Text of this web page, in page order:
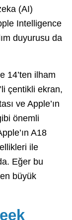
(AI)
Intelligence
duyurusu da
14’ten ilham
çentikli ekran,
ve Apple’ın
önemli
A18
ile
Eğer bu
büyük